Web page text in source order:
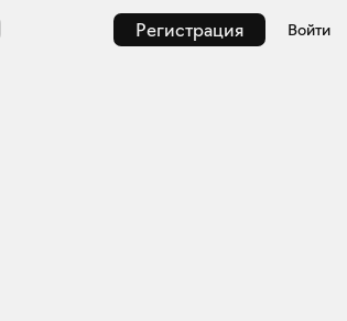
Регистрация Войти